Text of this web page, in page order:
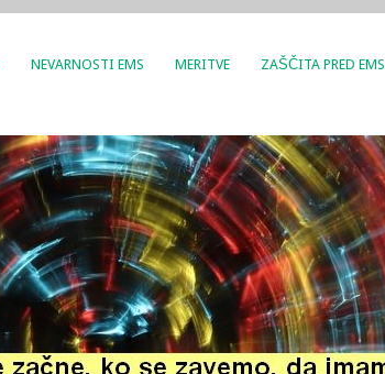
NEVARNOSTI EMS MERITVE ZAŠČITA PRED EMS